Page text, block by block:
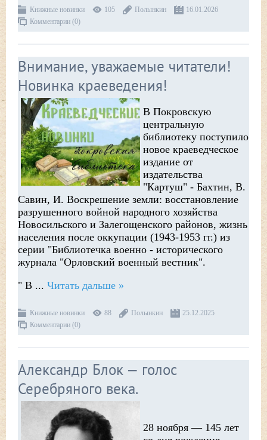
Книжные новинки 105 Полынкин
16.01.2026
Комментарии (0)
Внимание, уважаемые читатели!
Новинка краеведения!
В Покровскую
центральную
библиотеку поступило
новое краеведческое
издание от
издательства
"Картуш" - Бахтин, В.
Савин, И. Воскрешение земли: восстановление
разрушенного войной народного хозяйства
Новосильского и Залегощенского районов, жизнь
населения после оккупации (1943-1953 гг.) из
серии "Библиотечка военно - исторического
журнала "Орловский военный вестник".
" В ... Читать дальше »
Книжные новинки 88 Полынкин
25.12.2025
Комментарии (0)
Александр Блок — голос
Серебряного века.
28 ноября — 145 лет